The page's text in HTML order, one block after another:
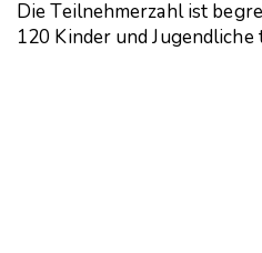
Die Teilnehmerzahl ist
120 Kinder und Jugendliche